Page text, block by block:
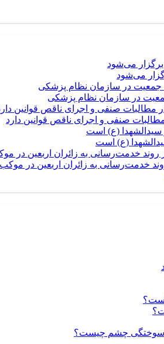
می‌شود
در سازمان نظام پزشکی
صنفی و اجرای ناقص قوانین دارد
(ع) است
خدمت‌رسانی به زائران اربعین در
سوختگی چشم چیست؟